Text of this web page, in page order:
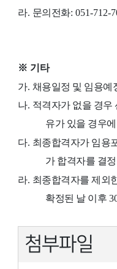
라. 문의전화: 051-712-
※ 기타
가. 채용일정 및 임용예
나. 적격자가 없을 경우
유가 있을 경우
다. 최종합격자가 임용
가 합격자를 결
라. 최종합격자를 제외
확정된 날 이후
첨부파일